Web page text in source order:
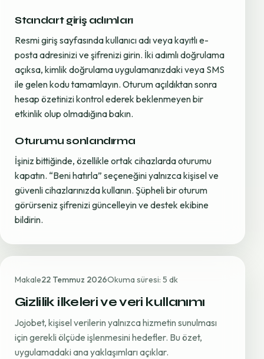
Standart giriş adımları
Resmi giriş sayfasında kullanıcı adı veya kayıtlı e-
posta adresinizi ve şifrenizi girin. İki adımlı doğrulama
açıksa, kimlik doğrulama uygulamanızdaki veya SMS
ile gelen kodu tamamlayın. Oturum açıldıktan sonra
hesap özetinizi kontrol ederek beklenmeyen bir
etkinlik olup olmadığına bakın.
Oturumu sonlandırma
İşiniz bittiğinde, özellikle ortak cihazlarda oturumu
kapatın. “Beni hatırla” seçeneğini yalnızca kişisel ve
güvenli cihazlarınızda kullanın. Şüpheli bir oturum
görürseniz şifrenizi güncelleyin ve destek ekibine
bildirin.
Makale22 Temmuz 2026Okuma süresi: 5 dk
Gizlilik ilkeleri ve veri kullanımı
Jojobet, kişisel verilerin yalnızca hizmetin sunulması
için gerekli ölçüde işlenmesini hedefler. Bu özet,
uygulamadaki ana yaklaşımları açıklar.